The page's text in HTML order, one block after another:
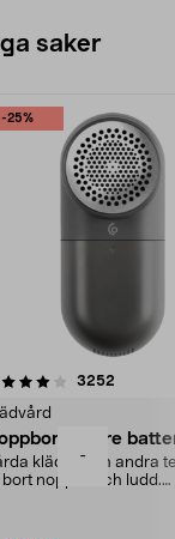
-
saker
-25%
3252
kläder och andra
bort noppor och ludd.
4.5av 5 stjärnor